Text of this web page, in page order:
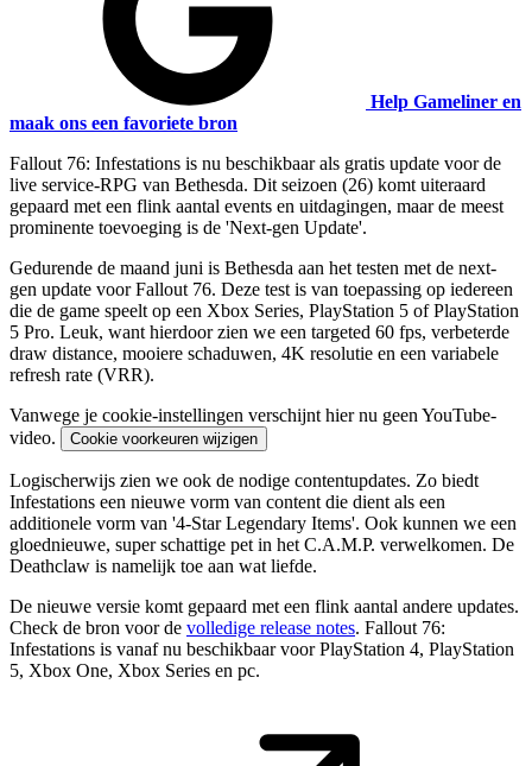
Help Gameliner en
maak ons een favoriete bron
Fallout 76: Infestations is nu beschikbaar als gratis update voor de
live service-RPG van Bethesda. Dit seizoen (26) komt uiteraard
gepaard met een flink aantal events en uitdagingen, maar de meest
prominente toevoeging is de 'Next-gen Update'.
Gedurende de maand juni is Bethesda aan het testen met de next-
gen update voor Fallout 76. Deze test is van toepassing op iedereen
die de game speelt op een Xbox Series, PlayStation 5 of PlayStation
5 Pro. Leuk, want hierdoor zien we een targeted 60 fps, verbeterde
draw distance, mooiere schaduwen, 4K resolutie en een variabele
refresh rate (VRR).
Vanwege je cookie-instellingen verschijnt hier nu geen YouTube-
video.
Cookie voorkeuren wijzigen
Logischerwijs zien we ook de nodige contentupdates. Zo biedt
Infestations een nieuwe vorm van content die dient als een
additionele vorm van '4-Star Legendary Items'. Ook kunnen we een
gloednieuwe, super schattige pet in het C.A.M.P. verwelkomen. De
Deathclaw is namelijk toe aan wat liefde.
De nieuwe versie komt gepaard met een flink aantal andere updates.
Check de bron voor de volledige release notes. Fallout 76:
Infestations is vanaf nu beschikbaar voor PlayStation 4, PlayStation
5, Xbox One, Xbox Series en pc.